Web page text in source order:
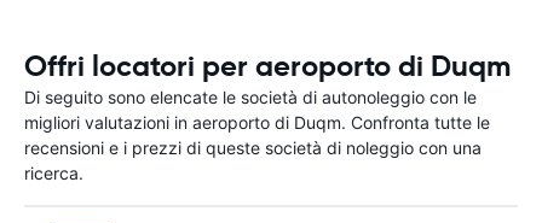
Offri locatori per aeroporto di Duqm
Di seguito sono elencate le società di autonoleggio con le
migliori valutazioni in aeroporto di Duqm. Confronta tutte le
recensioni e i prezzi di queste società di noleggio con una
ricerca.